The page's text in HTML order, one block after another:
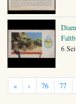
6
« ‹ 76 77